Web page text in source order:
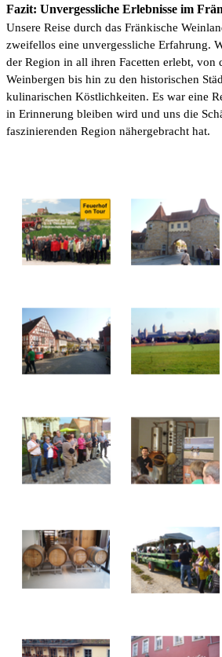
Fazit: Unvergessliche Erlebnisse im
Unsere Reise durch das Fränkische
zweifellos eine unvergessliche Erfahrung.
der Region in all ihren Facetten erlebt, von
Weinbergen bis hin zu den historischen
kulinarischen Köstlichkeiten. Es war eine
in Erinnerung bleiben wird und uns die
faszinierenden Region nähergebracht hat.